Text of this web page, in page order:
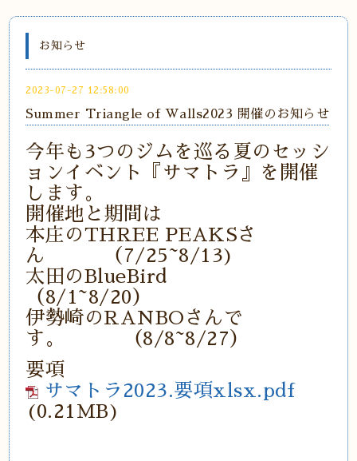
お知らせ
2023-07-27 12:58:00
Summer Triangle of Walls2023 開催のお知らせ
今年も3つのジムを巡る夏のセッシ
ョンイベント『サマトラ』を開催
します。
開催地と期間は
本庄のTHREE PEAKSさ
ん （7/25~8/13)
太田のBlueBird
（8/1~8/20）
伊勢崎のRANBOさんで
す。 （8/8~8/27）
要項
サマトラ2023.要項xlsx.pdf
(0.21MB)